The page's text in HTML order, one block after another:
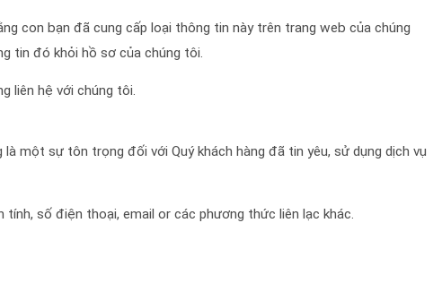
con bạn đã cung cấp loại thông tin này trên trang web của chúng
tin đó khỏi hồ sơ của chúng tôi.
liên hệ với chúng tôi.
một sự tôn trọng đối với Quý khách hàng đã tin yêu, sử dụng dịch vụ
số điện thoại, email or các phương thức liên lạc khác.